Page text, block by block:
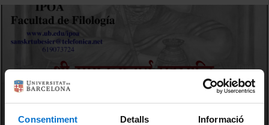
Consentiment Detalls Informació